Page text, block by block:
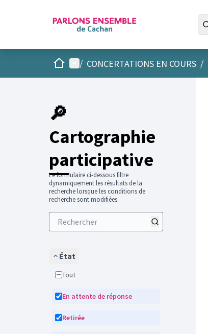
AccueilMenu principal
/ CONCERTATIONS EN COURS /
🔎
Cartographie
participative
Le formulaire ci-dessous filtre
dynamiquement les résultats de la
recherche lorsque les conditions de
recherche sont modifiées.
État
Tout
En attente de réponse
Retirée